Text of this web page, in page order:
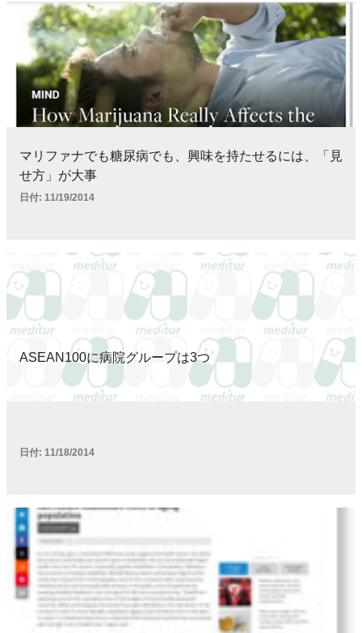
マリファナでも糖尿病でも、興味を持たせるには、「見
せ方」が大事
日付: 11/19/2014
ASEAN100に病院グループは3つ
日付: 11/18/2014